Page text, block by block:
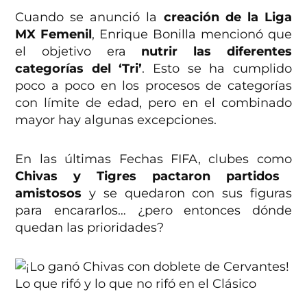
Cuando se anunció la creación de la Liga
MX Femenil, Enrique Bonilla mencionó que
el objetivo era nutrir las diferentes
categorías del ‘Tri’. Esto se ha cumplido
poco a poco en los procesos de categorías
con límite de edad, pero en el combinado
mayor hay algunas excepciones.
En las últimas Fechas FIFA, clubes como
Chivas y Tigres pactaron partidos
amistosos y se quedaron con sus figuras
para encararlos… ¿pero entonces dónde
quedan las prioridades?